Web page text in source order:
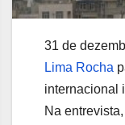
31 de
Lima Rocha
internacional
Na